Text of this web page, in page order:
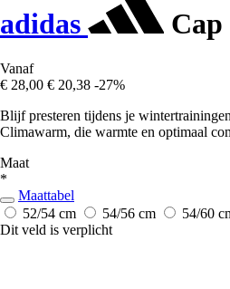
adidas
Vanaf
€ 28,00 € 20,38 -27%
Blijf presteren tijdens je
Climawarm, die warmte en optimaal
Maat
*
Maattabel
52/54 cm
54/56 cm 54/60
Dit veld is verplicht